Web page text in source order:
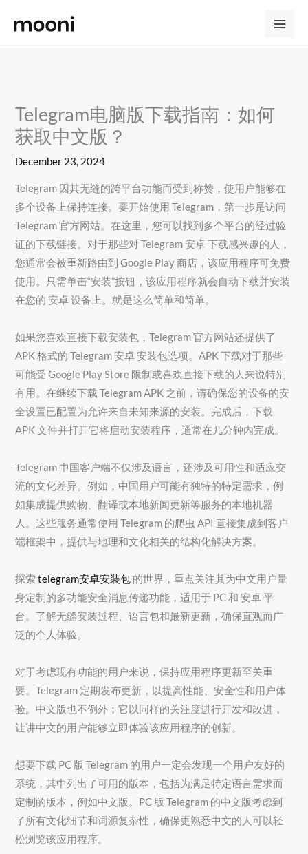
content
Telegram电脑版下载指南：如何
获取中文版？
December 23, 2024
Telegram 因其无缝的跨平台功能而受到称赞，使用户能够在
多个设备上保持连接。要开始使用 Telegram，第一步是访问
Telegram 官方网站。在这里，您可以找到多个平台的经过验
证的下载链接。对于那些对 Telegram 安卓 下载感兴趣的人，
您通常会被重新路由到 Google Play 商店，该应用程序可免费
使用。只需单击“安装”按钮，该应用程序就会自动下载并安装
在您的 安卓 设备上。就是这么简单和简单。
如果您喜欢直接下载安装包，Telegram 官方网站还提供了
APK 格式的 Telegram 安卓 安装包选项。APK 下载对于那些
可能受 Google Play Store 限制或喜欢直接下载的人来说特别
有用。在继续下载 Telegram APK 之前，请确保您的设备的安
全设置已配置为允许来自未知来源的安装。完成后，下载
APK 文件并打开它将启动安装程序，通常在几分钟内完成。
Telegram 中国客户端不仅涉及语言，还涉及可用性和适应交
流的文化差异。例如，中国用户可能有独特的特定需求，例
如集成提供购物、翻译或本地新闻更新等服务的本地机器
人。这些服务通常使用 Telegram 的爬虫 API 直接集成到客户
端框架中，提供与地理和文化相关的结构化解决方案。
探索telegram安卓安装包 的世界，重点关注其为中文用户量
身定制的多功能安全消息传递功能，适用于 PC 和 安卓 平
台。了解无缝安装过程、语言包和最新更新，确保直观而广
泛的个人体验。
对于考虑现有功能的用户来说，保持应用程序更新至关重
要。Telegram 定期发布更新，以提高性能、安全性和用户体
验。中文版也不例外；它以同样的关注度进行开发和改进，
让讲中文的用户能够立即体验该应用程序的创新。
想要下载 PC 版 Telegram 的用户一定会发现一个用户友好的
系统，其中列出了可用的版本，包括为满足特定语言需求而
定制的版本，例如中文版。PC 版 Telegram 的中文版考虑到
了所有文化细节和词源复杂性，确保更熟悉中文的人可以轻
松浏览该应用程序。